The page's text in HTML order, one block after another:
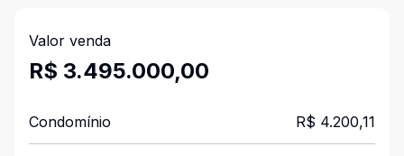
Valor venda
R$ 3.495.000,00
Condomínio R$ 4.200,11